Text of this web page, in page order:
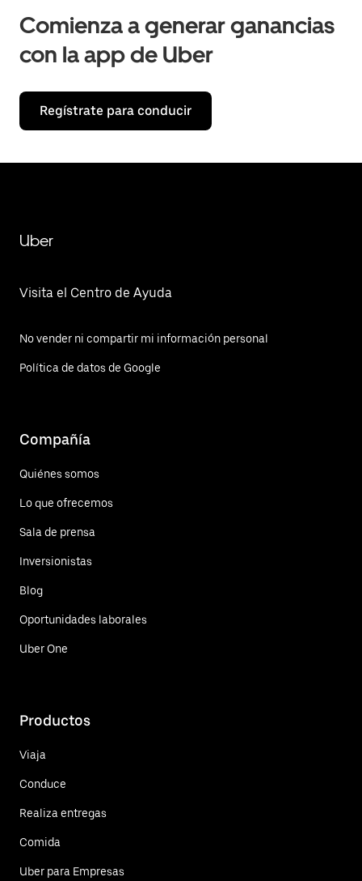
Comienza a generar ganancias
con la app de Uber
Regístrate para conducir
Uber
Visita el Centro de Ayuda
No vender ni compartir mi información personal
Política de datos de Google
Compañía
Quiénes somos
Lo que ofrecemos
Sala de prensa
Inversionistas
Blog
Oportunidades laborales
Uber One
Productos
Viaja
Conduce
Realiza entregas
Comida
Uber para Empresas